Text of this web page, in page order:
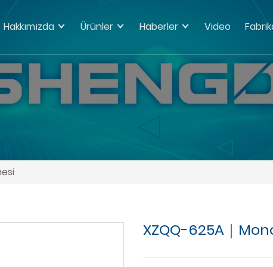
Hakkımızda Ürünler Haberler Video
XZQQ-625A｜